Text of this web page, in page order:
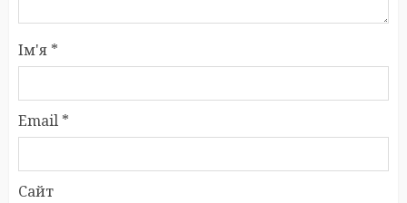
Ім'я *
Email *
Сайт